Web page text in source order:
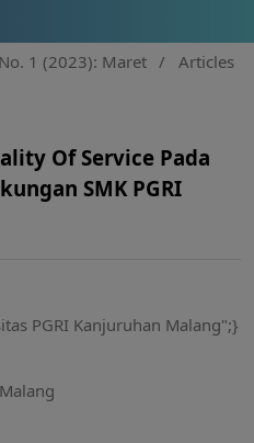
1 (2023): Maret / Articles
Of Service Pada
SMK PGRI
PGRI Kanjuruhan Malang";}